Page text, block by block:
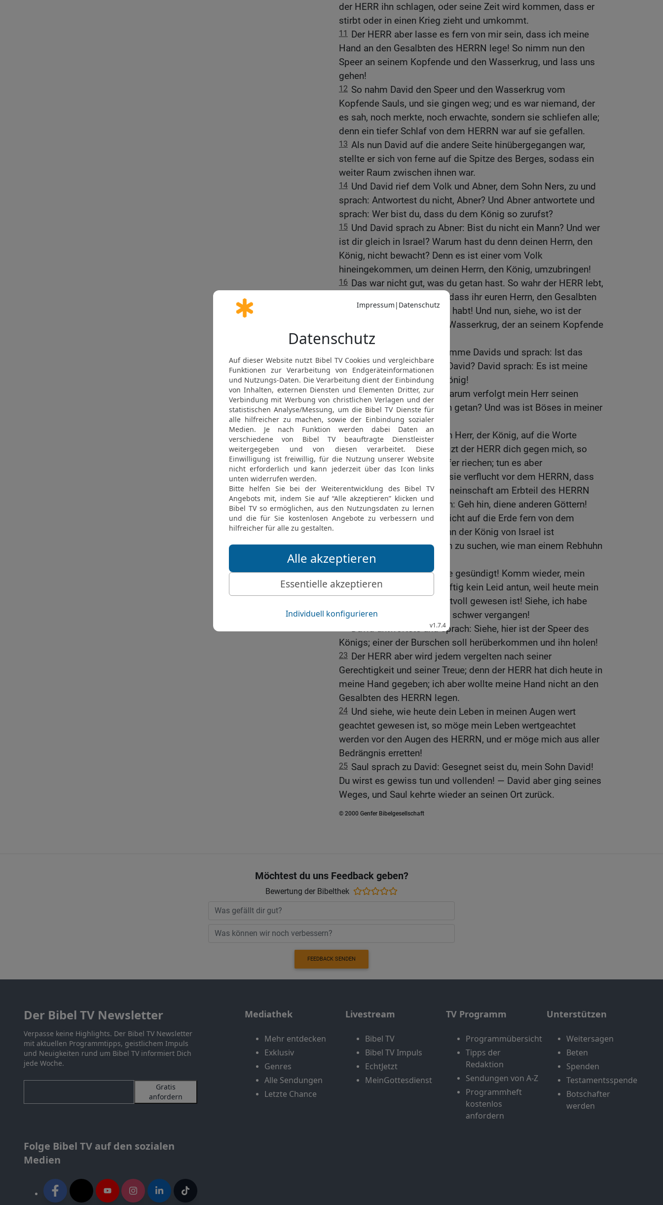
der HERR ihn schlagen, oder seine Zeit wird kommen, dass er
stirbt oder in einen Krieg zieht und umkommt.
11
Der HERR aber lasse es fern von mir sein, dass ich meine
Hand an den Gesalbten des HERRN lege! So nimm nun den
Speer an seinem Kopfende und den Wasserkrug, und lass uns
gehen!
12 So nahm David den Speer und den Wasserkrug vom
Kopfende Sauls, und sie gingen weg; und es war niemand, der
es sah, noch merkte, noch erwachte, sondern sie schliefen alle;
denn ein tiefer Schlaf von dem HERRN war auf sie gefallen.
13 Als nun David auf die andere Seite hinübergegangen war,
stellte er sich von ferne auf die Spitze des Berges, sodass ein
weiter Raum zwischen ihnen war.
14 Und David rief dem Volk und Abner, dem Sohn Ners, zu und
sprach: Antwortest du nicht, Abner? Und Abner antwortete und
sprach: Wer bist du, dass du dem König so zurufst?
15 Und David sprach zu Abner: Bist du nicht ein Mann? Und wer
ist dir gleich in Israel? Warum hast du denn deinen Herrn, den
König, nicht bewacht? Denn es ist einer vom Volk
hineingekommen, um deinen Herrn, den König, umzubringen!
16 Das war nicht gut, was du getan hast. So wahr der HERR lebt,
ihr seid Kinder des Todes, dass ihr euren Herrn, den Gesalbten
des HERRN, nicht bewacht habt! Und nun, siehe, wo ist der
Speer des Königs und der Wasserkrug, der an seinem Kopfende
war?
Da erkannte Saul die Stimme Davids und sprach: Ist das
deine Stimme, mein Sohn David? David sprach: Es ist meine
Stimme, mein Herr [und] König!
18 Und weiter sprach er: Warum verfolgt mein Herr seinen
Knecht? Denn was habe ich getan? Und was ist Böses in meiner
Hand?
19 So möge doch nun mein Herr, der König, auf die Worte
seines Knechtes hören: Reizt der HERR dich gegen mich, so
lasse man ihn ein Speisopfer riechen; tun es aber
Menschenkinder, so seien sie verflucht vor dem HERRN, dass
sie mich heute aus der Gemeinschaft am Erbteil des HERRN
verstoßen, indem sie sagen: Geh hin, diene anderen Göttern!
20 So falle nun mein Blut nicht auf die Erde fern von dem
Angesicht des HERRN; denn der König von Israel ist
ausgezogen, um einen Floh zu suchen, wie man einem Rebhuhn
nachjagt auf den Bergen!
21 Da sprach Saul: Ich habe gesündigt! Komm wieder, mein
Sohn David, ich will dir künftig kein Leid antun, weil heute mein
Leben in deinen Augen wertvoll gewesen ist! Siehe, ich habe
töricht gehandelt und mich schwer vergangen!
David antwortete und sprach: Siehe, hier ist der Speer des
Königs; einer der Burschen soll herüberkommen und ihn holen!
23 Der HERR aber wird jedem vergelten nach seiner
Gerechtigkeit und seiner Treue; denn der HERR hat dich heute in
meine Hand gegeben; ich aber wollte meine Hand nicht an den
Gesalbten des HERRN legen.
24 Und siehe, wie heute dein Leben in meinen Augen wert
geachtet gewesen ist, so möge mein Leben wertgeachtet
werden vor den Augen des HERRN, und er möge mich aus aller
Bedrängnis erretten!
25 Saul sprach zu David: Gesegnet seist du, mein Sohn David!
Du wirst es gewiss tun und vollenden! — David aber ging seines
Weges, und Saul kehrte wieder an seinen Ort zurück.
© 2000 Genfer Bibelgesellschaft
Möchtest du uns Feedback geben?
Bewertung der Bibelthek
FEEDBACK SENDEN
Der Bibel TV Newsletter
Verpasse keine Highlights. Der Bibel TV Newsletter
mit aktuellen Programmtipps, geistlichem Impuls
und Neuigkeiten rund um Bibel TV informiert Dich
jede Woche.
Gratis
anfordern
Folge Bibel TV auf den sozialen
Medien
Mediathek
Mehr entdecken
Exklusiv
Genres
Alle Sendungen
Letzte Chance
Livestream
Bibel TV
Bibel TV Impuls
EchtJetzt
MeinGottesdienst
TV Programm
Programmübersicht
Tipps der
Redaktion
Sendungen von A-Z
Programmheft
kostenlos
anfordern
Unterstützen
Weitersagen
Beten
Spenden
Testamentsspende
Botschafter
werden